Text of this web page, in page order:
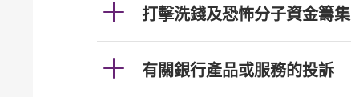
打擊洗錢及恐怖分子資金籌集
有關銀行產品或服務的投訴